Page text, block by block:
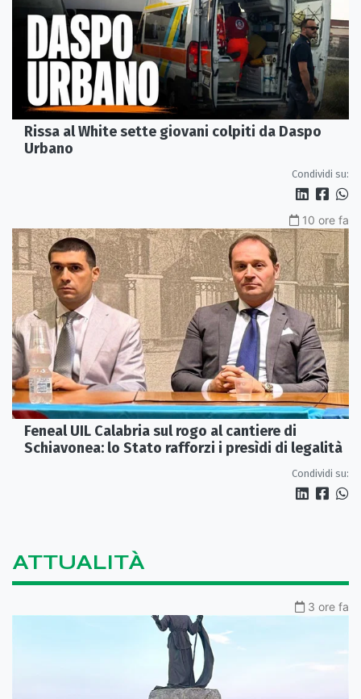
Rissa al White sette giovani colpiti da Daspo
Urbano
Condividi su:
10 ore fa
Feneal UIL Calabria sul rogo al cantiere di
Schiavonea: lo Stato rafforzi i presìdi di legalità
Condividi su:
ATTUALITÀ
3 ore fa